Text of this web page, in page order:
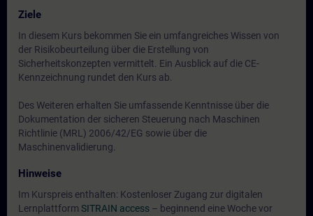
Ziele
In diesem Kurs bekommen Sie ein umfangreiches Wissen von
der Risikobeurteilung über die Erstellung von
Sicherheitskonzepten vermittelt. Ein Ausblick auf die CE-
Kennzeichnung rundet den Kurs ab.
Des Weiteren erhalten Sie umfassende Kenntnisse über die
Dokumentation der sicheren Steuerung nach Maschinen
Richtlinie (MRL) 2006/42/EG sowie über die
Maschinenvalidierung.
Hinweise
Im Kurspreis enthalten: Kostenloser Zugang zur digitalen
Lernplattform SITRAIN access – beginnend eine Woche vor